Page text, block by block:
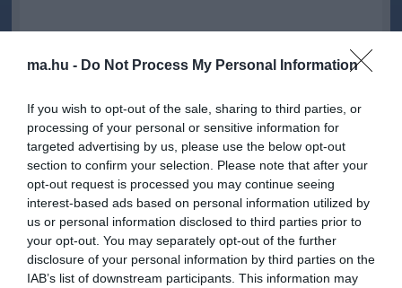
ma.hu - Do Not Process My Personal Information
If you wish to opt-out of the sale, sharing to third parties, or
processing of your personal or sensitive information for
targeted advertising by us, please use the below opt-out
section to confirm your selection. Please note that after your
opt-out request is processed you may continue seeing
interest-based ads based on personal information utilized by
us or personal information disclosed to third parties prior to
your opt-out. You may separately opt-out of the further
disclosure of your personal information by third parties on the
IAB’s list of downstream participants. This information may
18+ képek - Ezt a vad cicust szívesen becserkésznénk!
18+ képek - Grace levetkőzte magáról Amerikát
18+ képek - Csak a napszemüveg öltözteti Brunette-et
18+ képek - A fogaival tépi magáról a melltartót
18+ képek - Ez a szövet se takarja túlzottan Bianca idomait